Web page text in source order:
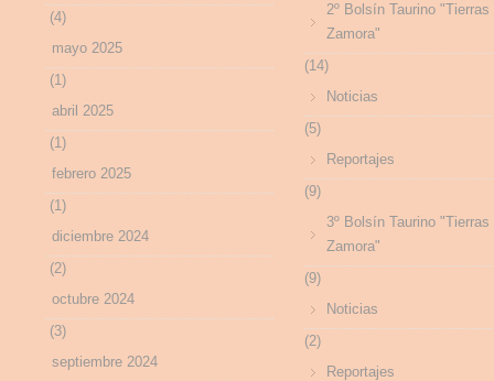
(4)
mayo 2025
(1)
abril 2025
(1)
febrero 2025
(1)
diciembre 2024
(2)
octubre 2024
(3)
septiembre 2024
2º Bolsín Taurino "Tierras
Zamora"
(14)
Noticias
(5)
Reportajes
(9)
3º Bolsín Taurino "Tierras
Zamora"
(9)
Noticias
(2)
Reportajes